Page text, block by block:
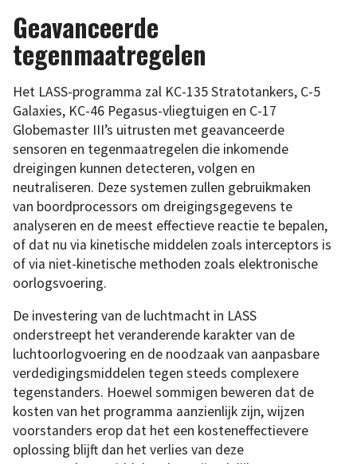
Geavanceerde
tegenmaatregelen
Het LASS-programma zal KC-135 Stratotankers, C-5
Galaxies, KC-46 Pegasus-vliegtuigen en C-17
Globemaster III’s uitrusten met geavanceerde
sensoren en tegenmaatregelen die inkomende
dreigingen kunnen detecteren, volgen en
neutraliseren. Deze systemen zullen gebruikmaken
van boordprocessors om dreigingsgegevens te
analyseren en de meest effectieve reactie te bepalen,
of dat nu via kinetische middelen zoals interceptors is
of via niet-kinetische methoden zoals elektronische
oorlogsvoering.
De investering van de luchtmacht in LASS
onderstreept het veranderende karakter van de
luchtoorlogvoering en de noodzaak van aanpasbare
verdedigingsmiddelen tegen steeds complexere
tegenstanders. Hoewel sommigen beweren dat de
kosten van het programma aanzienlijk zijn, wijzen
voorstanders erop dat het een kosteneffectievere
oplossing blijft dan het verlies van deze